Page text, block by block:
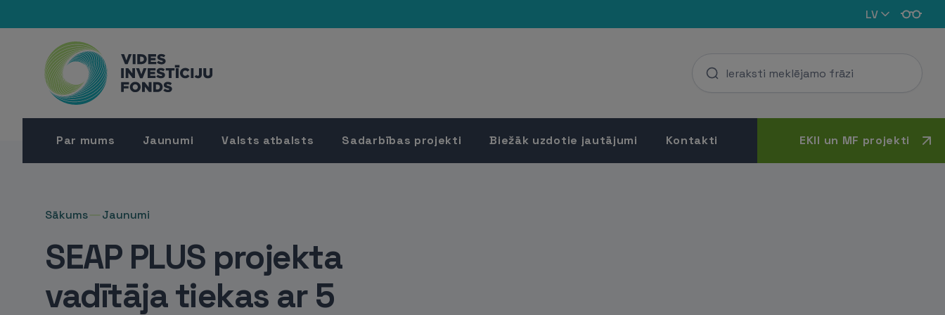
LV
Par mums Jaunumi Valsts atbalsts Sadarbības projekti Biežāk uzdotie jautājumi Kontakti EKII un MF projekti
Sākums Jaunumi
SEAP PLUS projekta
vadītāja tiekas ar 5